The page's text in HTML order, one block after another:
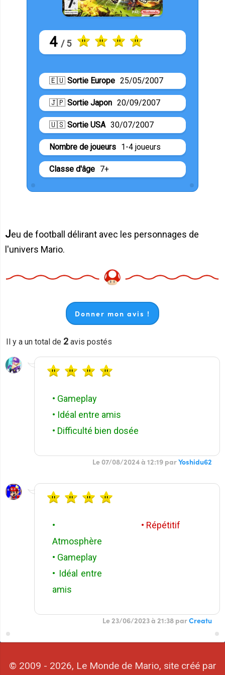
4 / 5
🇪🇺 Sortie Europe 25/05/2007
🇯🇵 Sortie Japon 20/09/2007
🇺🇸 Sortie USA 30/07/2007
Nombre de joueurs 1-4 joueurs
Classe d'âge 7+
Jeu de football délirant avec les personnages de
l'univers Mario.
Donner mon avis !
Il y a un total de 2 avis postés
• Gameplay
• Idéal entre amis
• Difficulté bien dosée
Le 07/08/2024 à 12:19 parYoshidu62
•
Atmosphère
• Gameplay
• Idéal entre
amis
• Répétitif
Le 23/06/2023 à 21:38 parCreatu
© 2009 - 2026, Le Monde de Mario, site créé par